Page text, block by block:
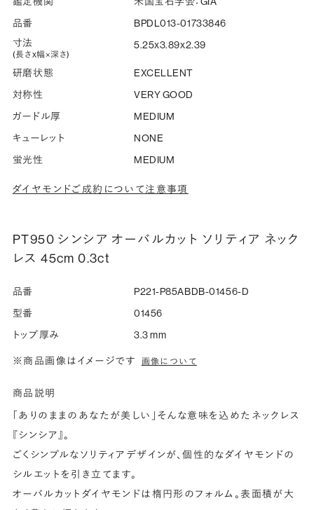
品番
BPDL013-01733846
寸法
(長さx幅×深さ)
5.25x3.89x2.39
研磨状態
EXCELLENT
対称性
VERY GOOD
ガードル厚
MEDIUM
キューレット
NONE
蛍光性
MEDIUM
ダイヤモンドご成約について注意事項
PT950 シンシア オーバルカット ソリティア ネック
レス 45cm 0.3ct
品番
P221-P85ABDB-01456-D
型番
01456
トップ厚み
3.3 mm
※商品画像はイメージです 画像について
商品説明
「ありのままのあなたが美しい」そんな意味を込めたネックレス
『シンシア』。
ごくシンプルなソリティアデザインが、個性的なダイヤモンドの
シルエットを引き立てます。
オーバルカットダイヤモンドは楕円形のフォルム。表面積が大